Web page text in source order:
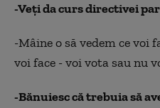
-Veţi da curs directivei
-Mâine o să vedem ce voi
voi face - voi vota sau nu
-Bănuiesc că trebuia să